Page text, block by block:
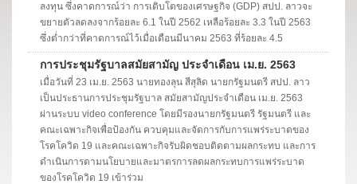
ลงทุน ซึ่งคาดการณ์ว่า การเติบโตของเศรษฐกิจ (GDP) สปป. ลาวจะ
ขยายตัวลดลงจากร้อยละ 6.1 ในปี 2562 เหลือร้อยละ 3.3 ในปี 2563
ซึ่งต่ำกว่าที่คาดการณ์ไว้เมื่อเดือนมีนาคม 2563 ที่ร้อยละ 4.5
การประชุมรัฐบาลสมัยสามัญ ประจำเดือน เม.ย. 2563
เมื่อวันที่ 23 เม.ย. 2563 นายทองลุน สีสุลิด นายกรัฐมนตรี สปป. ลาว
เป็นประธานการประชุมรัฐบาล สมัยสามัญประจำเดือน เม.ย. 2563
ผ่านระบบ video conference โดยมีรองนายกรัฐมนตรี รัฐมนตรี และ
คณะเฉพาะกิจเพื่อป้องกัน ควบคุมและจัดการกับการแพร่ระบาดของ
โรคโควิด 19 และคณะเฉพาะกิจรับผิดชอบติดตามผลกระทบ และการ
ดำเนินการตามนโยบายและมาตรการลดผลกระทบการแพร่ระบาด
ของโรคโควิด 19 เข้าร่วม